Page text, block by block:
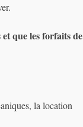
et que les forfaits de
la location